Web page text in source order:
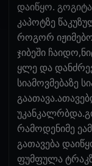
დაიწყო.
კაპოტზე
როგორ
ჯიბეში
ყლე და
სიამოვმებაზე
რამოდენიმე
გათავება
ფუმფულა